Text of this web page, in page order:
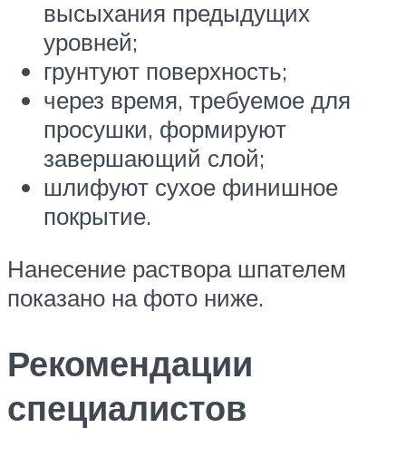
высыхания предыдущих
уровней;
грунтуют поверхность;
через время, требуемое для
просушки, формируют
завершающий слой;
шлифуют сухое финишное
покрытие.
Нанесение раствора шпателем
показано на фото ниже.
Рекомендации
специалистов